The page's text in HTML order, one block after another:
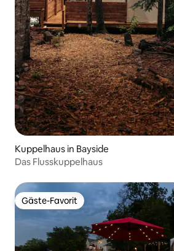
Kuppelhaus in Bayside
Das Flusskuppelhaus
Gäste-Favorit
Gäste-Favorit